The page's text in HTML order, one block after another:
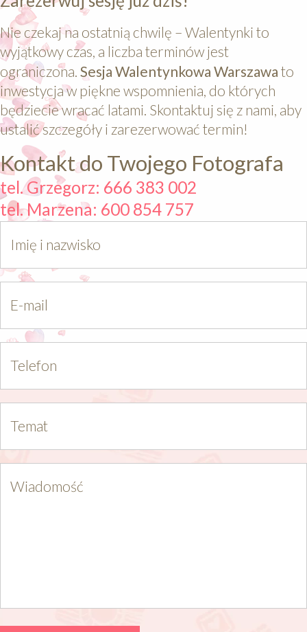
Nie czekaj na ostatnią chwilę – Walentynki to
wyjątkowy czas, a liczba terminów jest
ograniczona. Sesja Walentynkowa Warszawa to
inwestycja w piękne wspomnienia, do których
będziecie wracać latami. Skontaktuj się z nami, aby
ustalić szczegóły i zarezerwować termin!
Kontakt do Twojego Fotografa
tel. Grzegorz: 666 383 002
tel. Marzena: 600 854 757
Imię i nazwisko
E-mail
Telefon
Temat
Wiadomość